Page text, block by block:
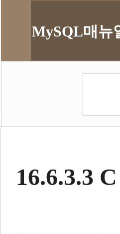
MySQL매뉴
16.6.3.3